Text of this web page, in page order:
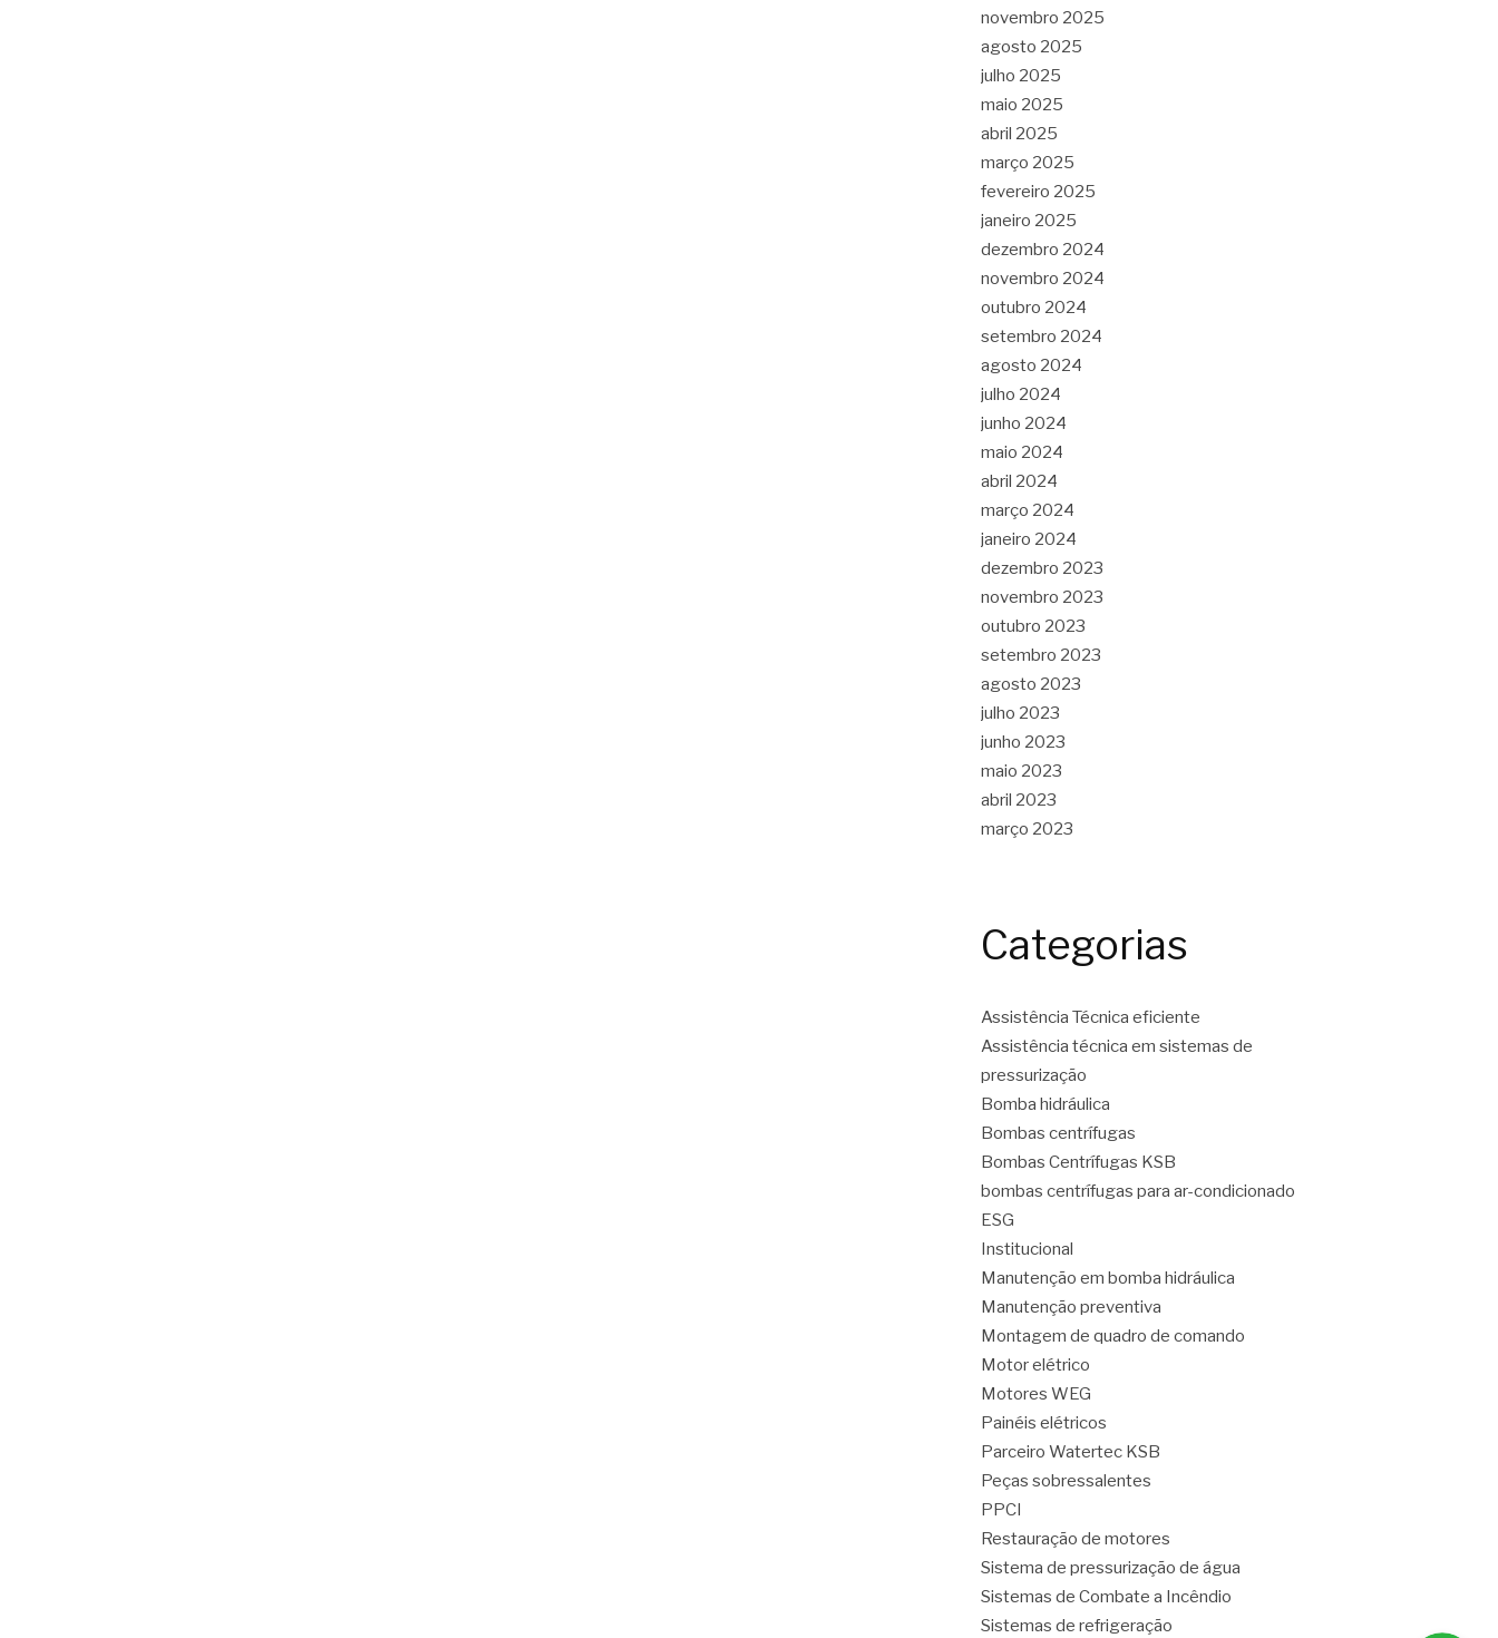
novembro 2025
agosto 2025
julho 2025
maio 2025
abril 2025
março 2025
fevereiro 2025
janeiro 2025
dezembro 2024
novembro 2024
outubro 2024
setembro 2024
agosto 2024
julho 2024
junho 2024
maio 2024
abril 2024
março 2024
janeiro 2024
dezembro 2023
novembro 2023
outubro 2023
setembro 2023
agosto 2023
julho 2023
junho 2023
maio 2023
abril 2023
março 2023
Categorias
Assistência Técnica eficiente
Assistência técnica em sistemas de
pressurização
Bomba hidráulica
Bombas centrífugas
Bombas Centrífugas KSB
bombas centrífugas para ar-condicionado
ESG
Institucional
Manutenção em bomba hidráulica
Manutenção preventiva
Montagem de quadro de comando
Motor elétrico
Motores WEG
Painéis elétricos
Parceiro Watertec KSB
Peças sobressalentes
PPCI
Restauração de motores
Sistema de pressurização de água
Sistemas de Combate a Incêndio
Sistemas de refrigeração